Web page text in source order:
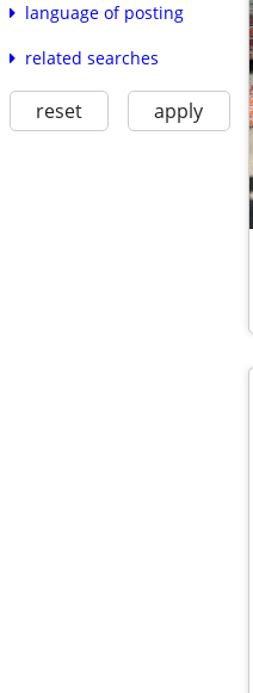
language of posting
related searches
reset apply